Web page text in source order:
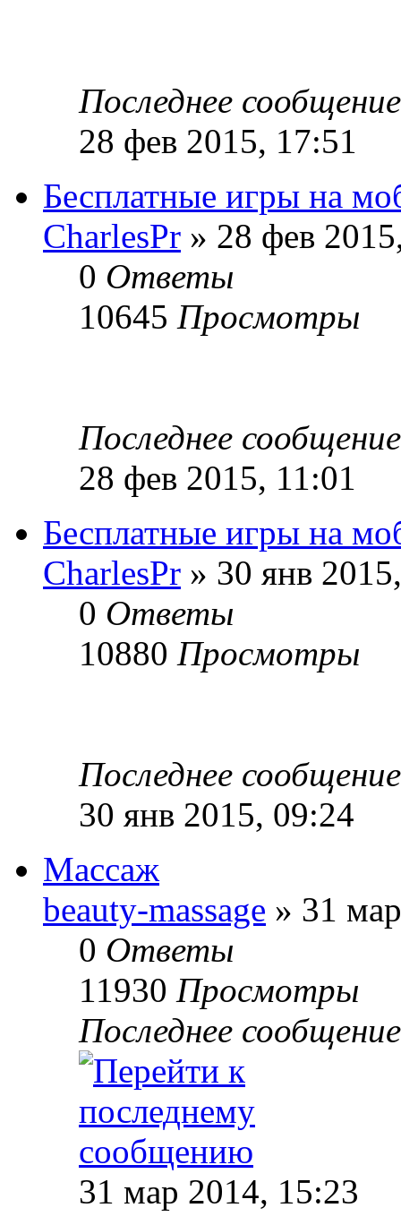
Последнее
28 фев 2015, 17:51
Бесплатные игры на
CharlesPr » 28 фев
0 Ответы
10645 Просмотры
Последнее
28 фев 2015, 11:01
Бесплатные игры на
CharlesPr » 30 янв
0 Ответы
10880 Просмотры
Последнее
30 янв 2015, 09:24
Массаж
beauty-massage » 31
0 Ответы
11930 Просмотры
Последнее
31 мар 2014, 15:23